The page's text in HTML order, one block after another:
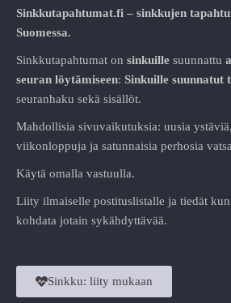
Sinkkutapahtumat.fi – sinkkujen
Suomessa.
Sinkkutapahtumat on sinkuille suunnattu
seuran löytämiseen: Sinkuille suunnatut
seuranhaku sekä sisällöt.
Mahdollisia sivuvaikutuksia: uusia
viikonloppuja ja satunnaisia perhosia
Käytä omalla vastuulla.
Liity ilmaiselle postituslistalle ja tiedät
kohdata jotain sykähdyttävää.
Sinkku: liity mukaan